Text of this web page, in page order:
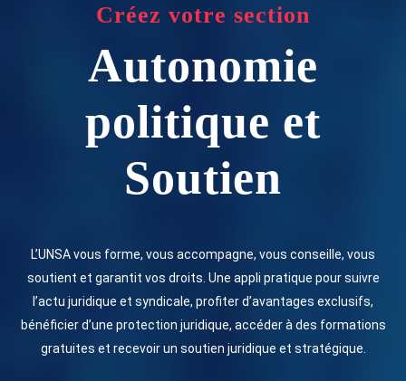
Créez votre section
Autonomie
politique et
Soutien
L’UNSA vous forme, vous accompagne, vous conseille, vous
soutient et garantit vos droits. Une appli pratique pour suivre
l’actu juridique et syndicale, profiter d’avantages exclusifs,
bénéficier d’une protection juridique, accéder à des formations
gratuites et recevoir un soutien juridique et stratégique.